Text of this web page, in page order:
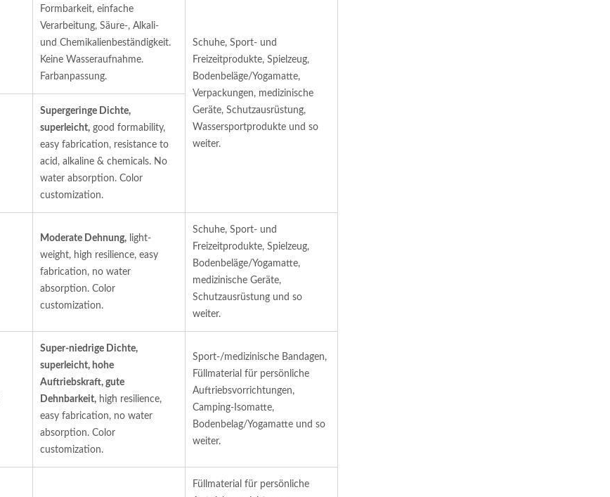
Formbarkeit, einfache
Verarbeitung, Säure-, Alkali-
und Chemikalienbeständigkeit.
Keine Wasseraufnahme.
Farbanpassung.
Schuhe, Sport- und
Freizeitprodukte, Spielzeug,
Bodenbeläge/Yogamatte,
Verpackungen, medizinische
Geräte, Schutzausrüstung,
Wassersportprodukte und so
weiter.
Supergeringe Dichte,
superleicht, good formability,
easy fabrication, resistance to
acid, alkaline & chemicals. No
water absorption. Color
customization.
Moderate Dehnung, light-
weight, high resilience, easy
fabrication, no water
absorption. Color
customization.
Schuhe, Sport- und
Freizeitprodukte, Spielzeug,
Bodenbeläge/Yogamatte,
medizinische Geräte,
Schutzausrüstung und so
weiter.
Super-niedrige Dichte,
superleicht, hohe
Auftriebskraft, gute
Dehnbarkeit, high resilience,
easy fabrication, no water
absorption. Color
customization.
Sport-/medizinische Bandagen,
Füllmaterial für persönliche
Auftriebsvorrichtungen,
Camping-Isomatte,
Bodenbelag/Yogamatte und so
weiter.
Füllmaterial für persönliche